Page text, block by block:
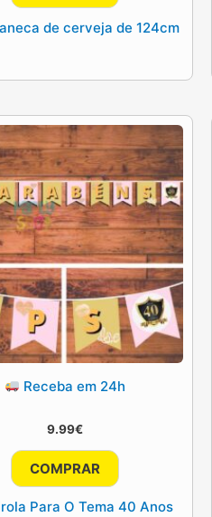
de cerveja de 124cm
Receba em 24h
9.99€
COMPRAR
Para O Tema 40 Anos